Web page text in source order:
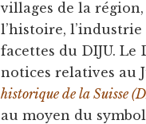
villages de la
l’histoire,
facettes du DIJU.
notices relatives au
historique de la Suisse
au moyen du